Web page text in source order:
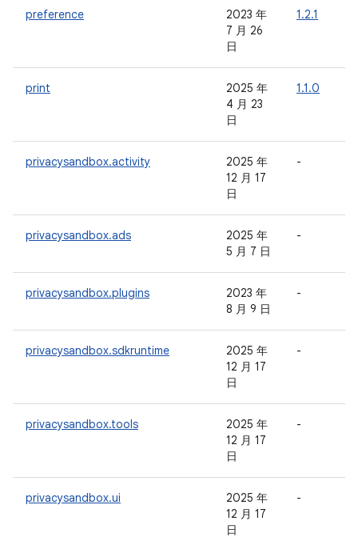
preference
2023 年
7 月 26
日
1.2.1
print
2025 年
4 月 23
日
1.1.0
privacysandbox.activity
2025 年
12 月 17
日
-
privacysandbox.ads
2025 年
5 月 7 日
-
privacysandbox.plugins
2023 年
8 月 9 日
-
privacysandbox.sdkruntime
2025 年
12 月 17
日
-
privacysandbox.tools
2025 年
12 月 17
日
-
privacysandbox.ui
2025 年
12 月 17
日
-